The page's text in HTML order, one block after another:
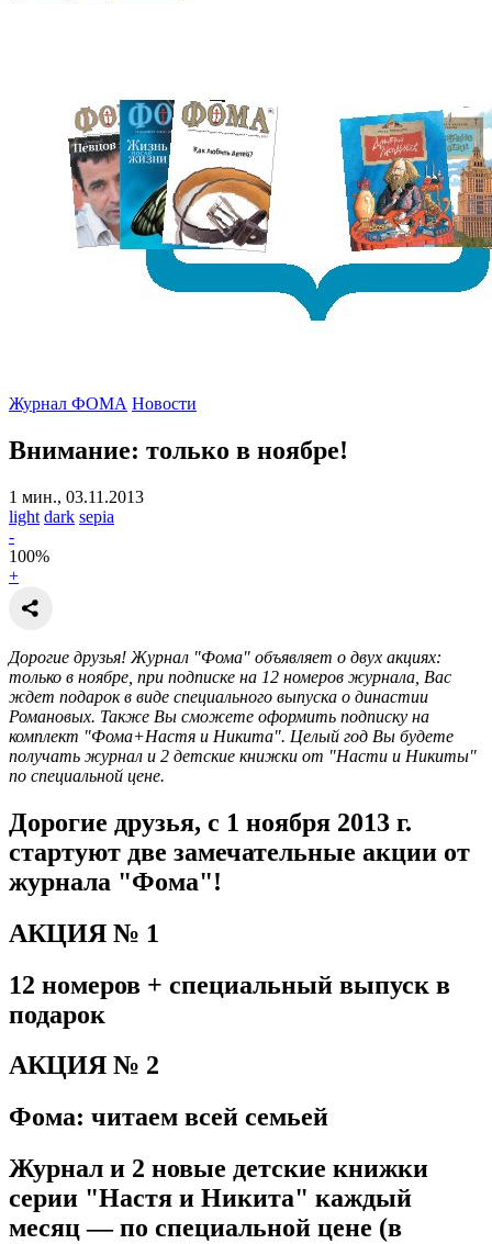
Журнал ФОМА Новости
Внимание: только в ноябре!
1 мин., 03.11.2013
light dark sepia
-
100%
+
Дорогие друзья! Журнал "Фома" объявляет о двух акциях:
только в ноябре, при подписке на 12 номеров журнала, Вас
ждет подарок в виде специального выпуска о династии
Романовых. Также Вы сможете оформить подписку на
комплект "Фома+Настя и Никита". Целый год Вы будете
получать журнал и 2 детские книжки от "Насти и Никиты"
по специальной цене.
Дорогие друзья, с 1 ноября 2013 г.
стартуют две замечательные акции от
журнала "Фома"!
АКЦИЯ № 1
12 номеров + специальный выпуск в
подарок
АКЦИЯ № 2
Фома: читаем всей семьей
Журнал и 2 новые детские книжки
серии "Настя и Никита" каждый
месяц — по специальной цене (в